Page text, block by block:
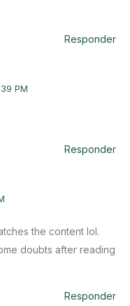
Responder
PM
Responder
the content lol.
doubts after reading
Responder